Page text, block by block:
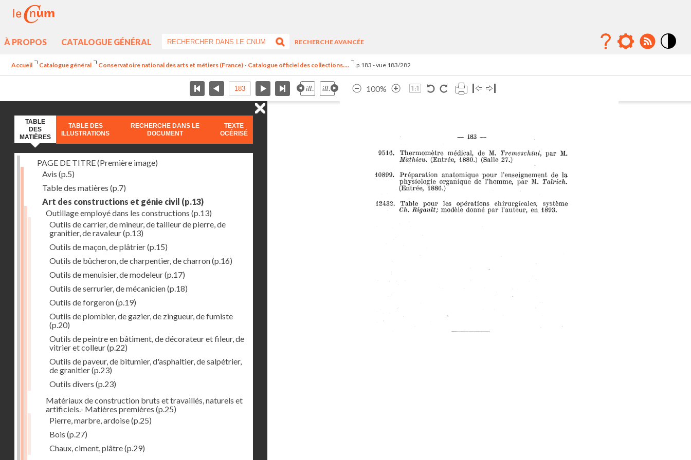
À PROPOS CATALOGUE GÉNÉRAL
RECHERCHE AVANCÉE
Accueil Catalogue général Conservatoire national des arts et métiers (France) - Catalogue officiel des collections.... p.183 - vue 183/282
100%
TABLE
DES
MATIÈRES
TABLE DES
ILLUSTRATIONS
RECHERCHE DANS LE
DOCUMENT
TEXTE
OCÉRISÉ
PAGE DE TITRE (Première image)
Avis (p.5)
Table des matières (p.7)
Art des constructions et génie civil (p.13)
Outillage employé dans les constructions (p.13)
Outils de carrier, de mineur, de tailleur de pierre, de
granitier, de ravaleur(p.13)
Outils de maçon, de plâtrier(p.15)
Outils de bûcheron, de charpentier, de charron(p.16)
Outils de menuisier, de modeleur(p.17)
Outils de serrurier, de mécanicien(p.18)
Outils de forgeron(p.19)
Outils de plombier, de gazier, de zingueur, de fumiste
(p.20)
Outils de peintre en bâtiment, de décorateur et fileur, de
vitrier et colleur(p.22)
Outils de paveur, de bitumier, d'asphaltier, de salpétrier,
de granitier(p.23)
Outils divers (p.23)
Matériaux de construction bruts et travaillés, naturels et
artificiels.- Matières premières (p.25)
Pierre, marbre, ardoise(p.25)
Bois (p.27)
Chaux, ciment, plâtre(p.29)